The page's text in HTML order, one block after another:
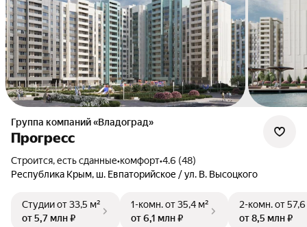
Группа компаний «Владоград»
Прогресс
Строится, есть сданные•комфорт•4.6 (48)
Республика Крым, ш. Евпаторийское / ул. В. Высоцкого
Студииот 33,5 м²
от 5,7 млн ₽
1-комн.от 35,4 м²
от 6,1 млн ₽
2-комн.от
от 8,5 млн ₽